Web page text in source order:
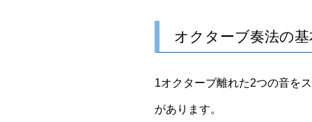
オクターブ奏法の
1オクターブ離れた2つの音を
があります。